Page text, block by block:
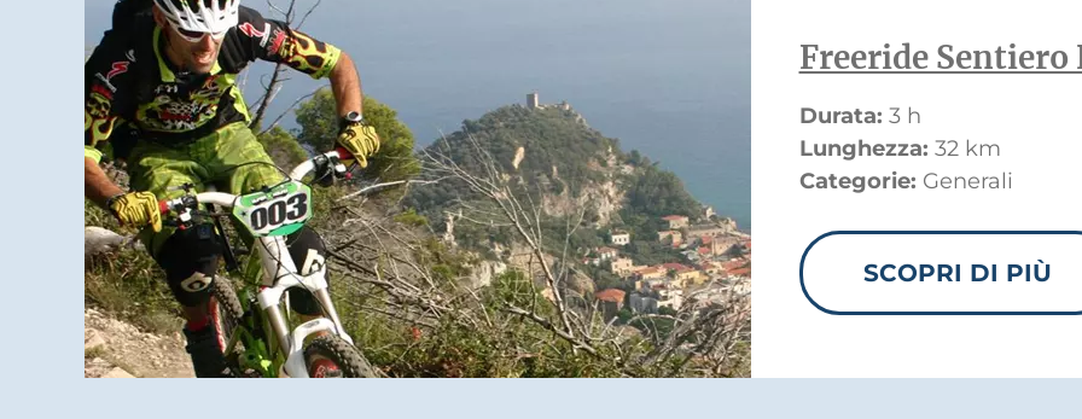
Freeride
Durata: 3 h
Lunghezza: 32 km
Categorie: Generali
SCOPRI DI PIÙ